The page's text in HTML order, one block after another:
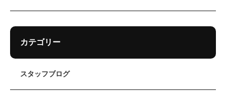
カテゴリー
スタッフブログ